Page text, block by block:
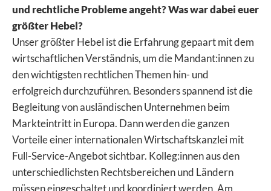
und rechtliche Probleme angeht? Was war dabei euer
größter Hebel?
Unser größter Hebel ist die Erfahrung gepaart mit dem
wirtschaftlichen Verständnis, um die Mandant:innen zu
den wichtigsten rechtlichen Themen hin- und
erfolgreich durchzuführen. Besonders spannend ist die
Begleitung von ausländischen Unternehmen beim
Markteintritt in Europa. Dann werden die ganzen
Vorteile einer internationalen Wirtschaftskanzlei mit
Full-Service-Angebot sichtbar. Kolleg:innen aus den
unterschiedlichsten Rechtsbereichen und Ländern
müssen eingeschaltet und koordiniert werden. Am